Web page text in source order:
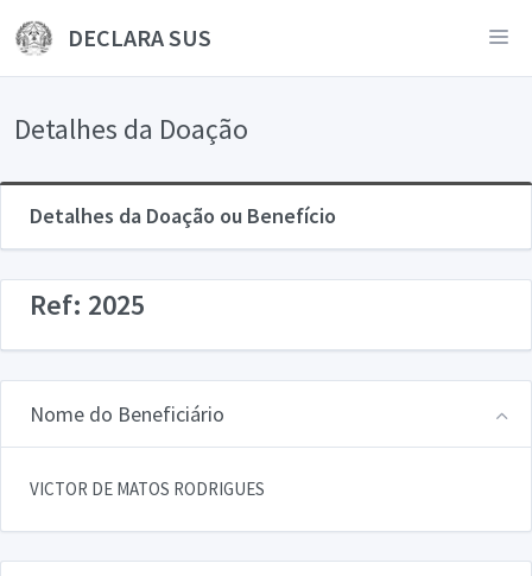
DECLARA SUS
Detalhes da Doação
Detalhes da Doação ou Benefício
Ref: 2025
Nome do Beneficiário
VICTOR DE MATOS RODRIGUES